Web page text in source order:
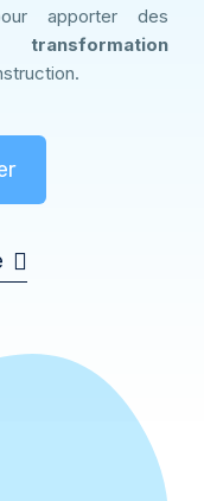
apporter des